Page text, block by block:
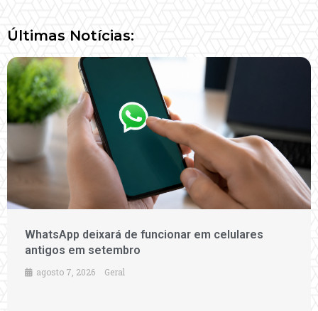
Últimas Notícias:
WhatsApp deixará de funcionar em celulares
antigos em setembro
agosto 7, 2026 Geral